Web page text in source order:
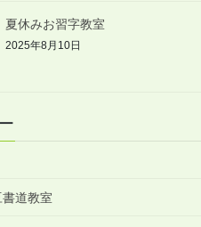
夏休みお習字教室
2025年8月10日
道教室